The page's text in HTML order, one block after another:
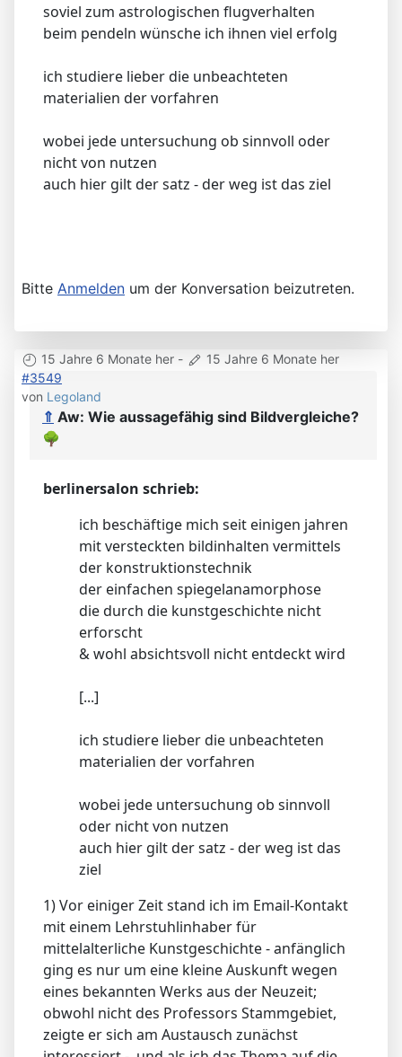
soviel zum astrologischen flugverhalten
beim pendeln wünsche ich ihnen viel erfolg
ich studiere lieber die unbeachteten
materialien der vorfahren
wobei jede untersuchung ob sinnvoll oder
nicht von nutzen
auch hier gilt der satz - der weg ist das ziel
Bitte Anmelden um der Konversation beizutreten.
15 Jahre 6 Monate her -
15 Jahre 6 Monate her
#3549
von Legoland
⇑ Aw: Wie aussagefähig sind Bildvergleiche?
🌳
berlinersalon schrieb:
ich beschäftige mich seit einigen jahren
mit versteckten bildinhalten vermittels
der konstruktionstechnik
der einfachen spiegelanamorphose
die durch die kunstgeschichte nicht
erforscht
& wohl absichtsvoll nicht entdeckt wird
[...]
ich studiere lieber die unbeachteten
materialien der vorfahren
wobei jede untersuchung ob sinnvoll
oder nicht von nutzen
auch hier gilt der satz - der weg ist das
ziel
1) Vor einiger Zeit stand ich im Email-Kontakt
mit einem Lehrstuhlinhaber für
mittelalterliche Kunstgeschichte - anfänglich
ging es nur um eine kleine Auskunft wegen
eines bekannten Werks aus der Neuzeit;
obwohl nicht des Professors Stammgebiet,
zeigte er sich am Austausch zunächst